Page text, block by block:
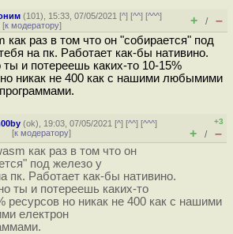
(101), 15:33, 07/05/2021 [^] [^^] [^^^]
к модератору] + / –
как раз в том что он "собирается" под
на пк. Работает как-бы нативино.
и потереешь каких-то 10-15%
никак не 400 как с нашими любымими
(ok), 19:03, 07/05/2021 [^] [^^] [^^^]
[к модератору]
+3
+ / –
как раз в том что он
под железо у
пк. Работает как-бы нативино.
ты и потереешь каких-то
ресурсов но никак не 400 как с нашими
електрон